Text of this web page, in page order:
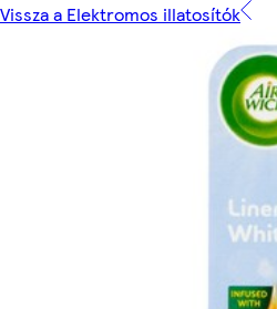
Vissza a Elektromos illatosítók